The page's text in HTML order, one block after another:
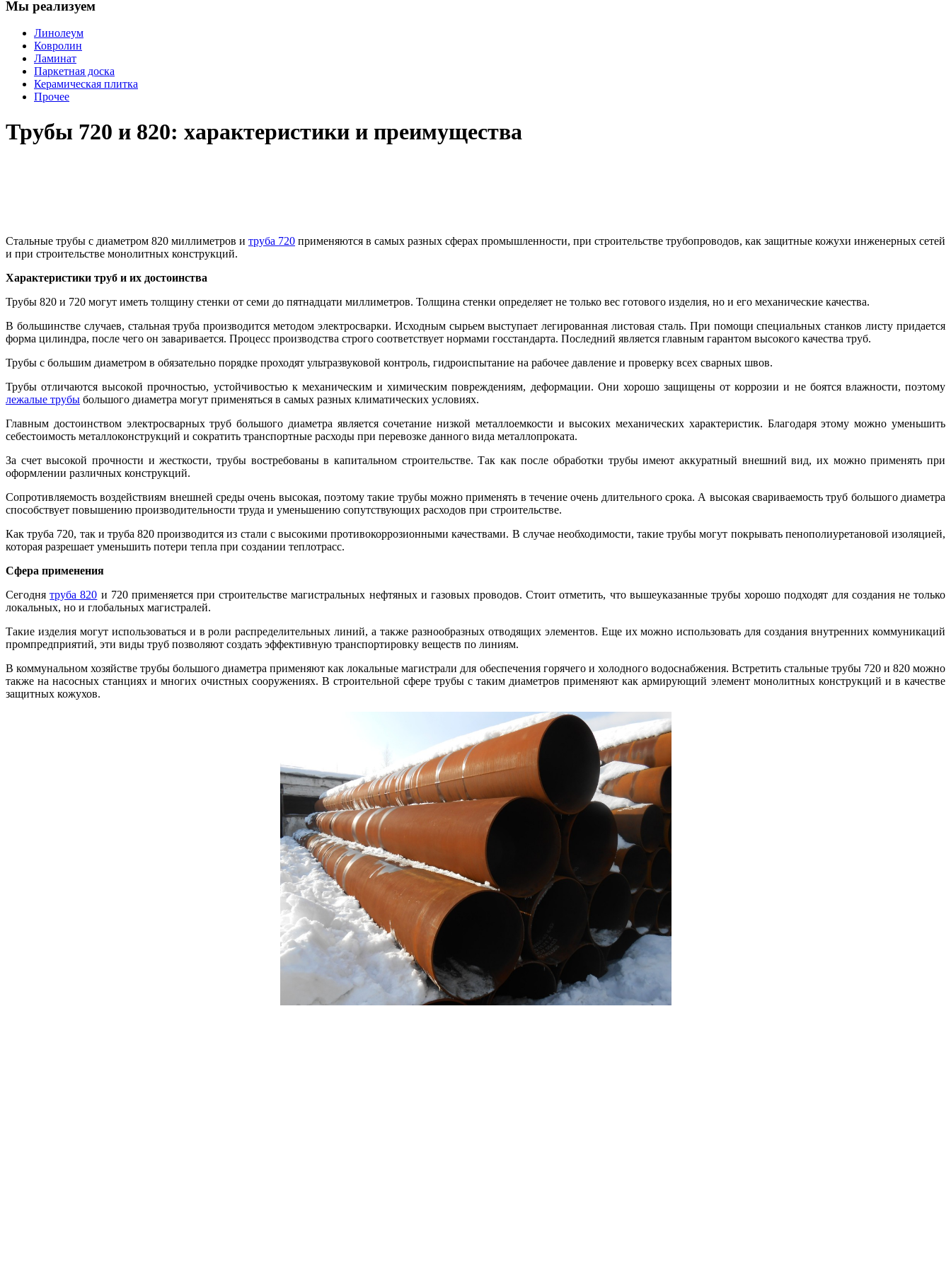
Мы реализуем
Линолеум
Ковролин
Ламинат
Паркетная доска
Керамическая плитка
Прочее
Трубы 720 и 820: характеристики и преимущества
Стальные трубы с диаметром 820 миллиметров и труба 720 применяются в самых разных сферах промышленности, при строительстве трубопроводов, как защитные кожухи инженерных сетей
и при строительстве монолитных конструкций.
Характеристики труб и их достоинства
Трубы 820 и 720 могут иметь толщину стенки от семи до пятнадцати миллиметров. Толщина стенки определяет не только вес готового изделия, но и его механические качества.
В большинстве случаев, стальная труба производится методом электросварки. Исходным сырьем выступает легированная листовая сталь. При помощи специальных станков листу придается
форма цилиндра, после чего он заваривается. Процесс производства строго соответствует нормами госстандарта. Последний является главным гарантом высокого качества труб.
Трубы с большим диаметром в обязательно порядке проходят ультразвуковой контроль, гидроиспытание на рабочее давление и проверку всех сварных швов.
Трубы отличаются высокой прочностью, устойчивостью к механическим и химическим повреждениям, деформации. Они хорошо защищены от коррозии и не боятся влажности, поэтому
лежалые трубы большого диаметра могут применяться в самых разных климатических условиях.
Главным достоинством электросварных труб большого диаметра является сочетание низкой металлоемкости и высоких механических характеристик. Благодаря этому можно уменьшить
себестоимость металлоконструкций и сократить транспортные расходы при перевозке данного вида металлопроката.
За счет высокой прочности и жесткости, трубы востребованы в капитальном строительстве. Так как после обработки трубы имеют аккуратный внешний вид, их можно применять при
оформлении различных конструкций.
Сопротивляемость воздействиям внешней среды очень высокая, поэтому такие трубы можно применять в течение очень длительного срока. А высокая свариваемость труб большого диаметра
способствует повышению производительности труда и уменьшению сопутствующих расходов при строительстве.
Как труба 720, так и труба 820 производится из стали с высокими противокоррозионными качествами. В случае необходимости, такие трубы могут покрывать пенополиуретановой изоляцией,
которая разрешает уменьшить потери тепла при создании теплотрасс.
Сфера применения
Сегоднятруба 820 и 720 применяется при строительстве магистральных нефтяных и газовых проводов. Стоит отметить, что вышеуказанные трубы хорошо подходят для создания не только
локальных, но и глобальных магистралей.
Такие изделия могут использоваться и в роли распределительных линий, а также разнообразных отводящих элементов. Еще их можно использовать для создания внутренних коммуникаций
промпредприятий, эти виды труб позволяют создать эффективную транспортировку веществ по линиям.
В коммунальном хозяйстве трубы большого диаметра применяют как локальные магистрали для обеспечения горячего и холодного водоснабжения. Встретить стальные трубы 720 и 820 можно
также на насосных станциях и многих очистных сооружениях. В строительной сфере трубы с таким диаметров применяют как армирующий элемент монолитных конструкций и в качестве
защитных кожухов.